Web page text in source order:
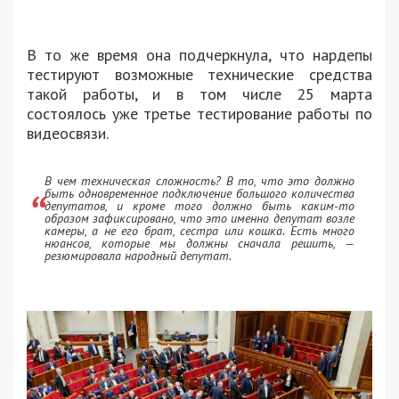
В то же время она подчеркнула, что нардепы
тестируют возможные технические средства
такой работы, и в том числе 25 марта
состоялось уже третье тестирование работы по
видеосвязи.
В чем техническая сложность? В то, что это должно
быть одновременное подключение большого количества
депутатов, и кроме того должно быть каким-то
образом зафиксировано, что это именно депутат возле
камеры, а не его брат, сестра или кошка. Есть много
нюансов, которые мы должны сначала решить, —
резюмировала народный депутат.